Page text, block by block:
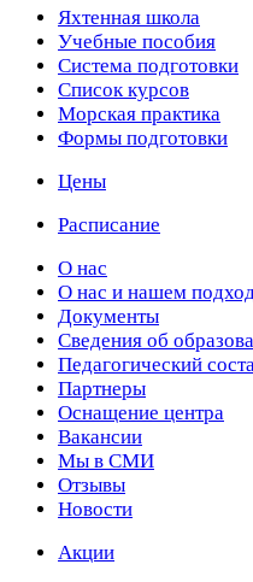
Яхтенная школа
Учебные пособия
Cистема подготовки
Список курсов
Морская практика
Формы подготовки
Цены
Расписание
О нас
О нас и нашем
Документы
Сведения об
Педагогический
Партнеры
Оснащение центра
Вакансии
Мы в СМИ
Отзывы
Новости
Акции